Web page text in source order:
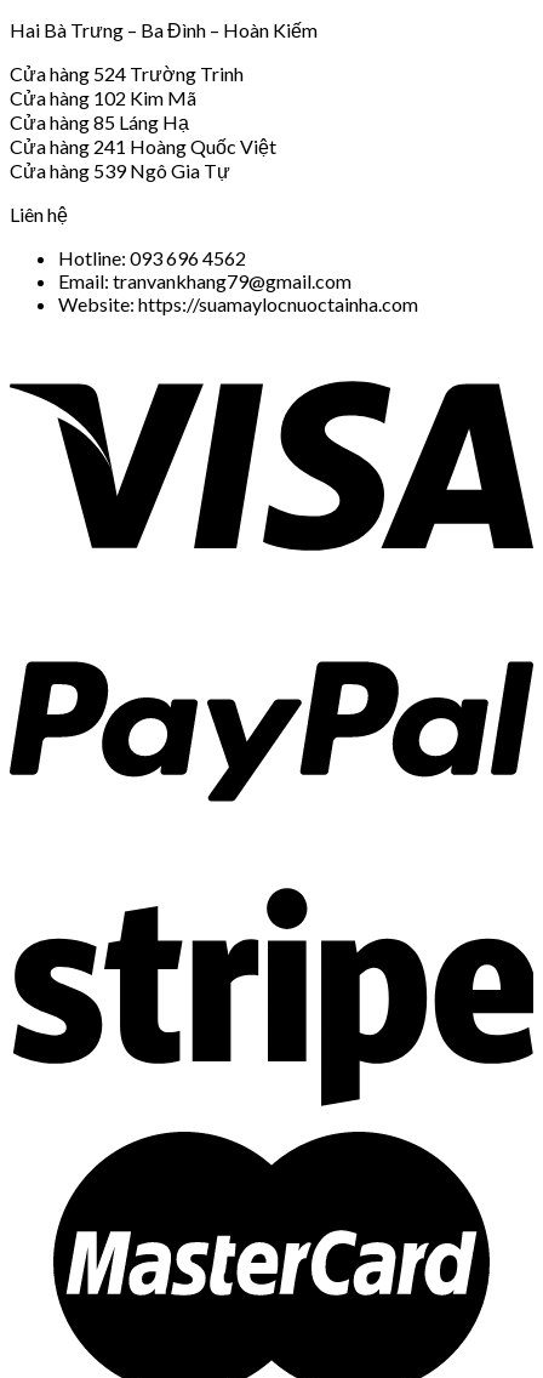
Hai Bà Trưng – Ba Đình – Hoàn Kiếm
Cửa hàng 524 Trường Trinh
Cửa hàng 102 Kim Mã
Cửa hàng 85 Láng Hạ
Cửa hàng 241 Hoàng Quốc Việt
Cửa hàng 539 Ngô Gia Tự
Liên hệ
Hotline: 093 696 4562
Email: tranvankhang79@gmail.com
Website: https://suamaylocnuoctainha.com